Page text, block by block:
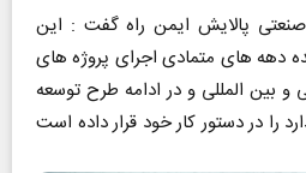
پالایش ایمن راه گفت : این
دهه های متمادی اجرای پروژه های
بین المللی و در ادامه طرح توسعه
را در دستور کار خود قرار داده است